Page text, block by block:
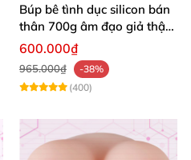
Búp bê tình dục silicon bán
thân 700g âm đạo giả thật
mềm mại giá rẻ
600.000₫
965.000₫
-38%
(400)